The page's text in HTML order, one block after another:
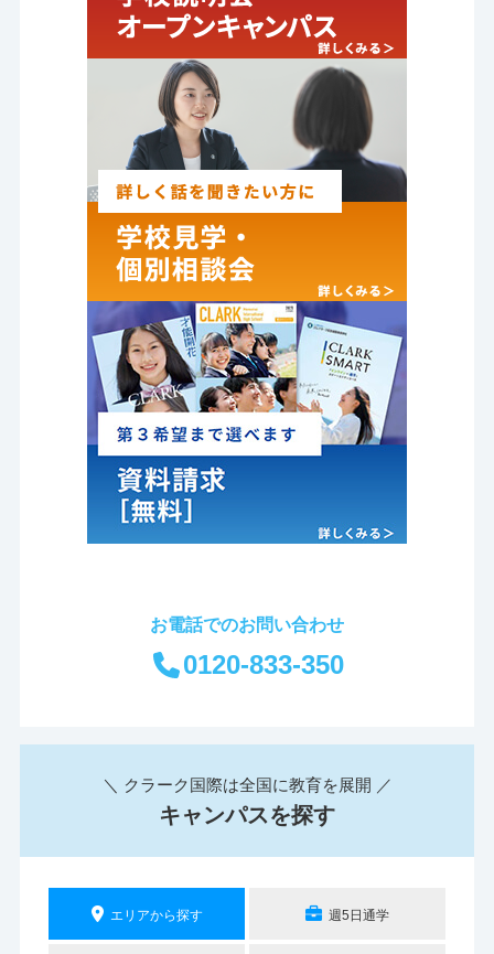
お電話でのお問い合わせ
0120-833-350
＼ クラーク国際は全国に教育を展開 ／
キャンパスを探す
エリアから探す 週5日通学